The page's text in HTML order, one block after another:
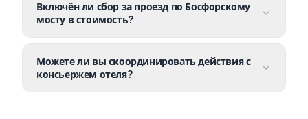
Включён ли сбор за проезд по Босфорскому
мосту в стоимость?
Можете ли вы скоординировать действия с
консьержем отеля?